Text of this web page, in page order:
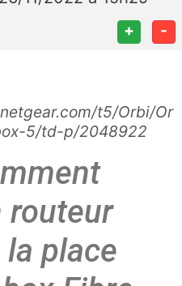
+ -
t5/Orbi/Or
5/td-p/2048922
routeur
place